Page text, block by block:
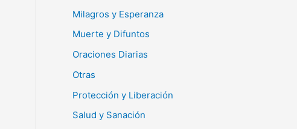
Milagros y Esperanza
Muerte y Difuntos
Oraciones Diarias
Otras
Protección y Liberación
Salud y Sanación